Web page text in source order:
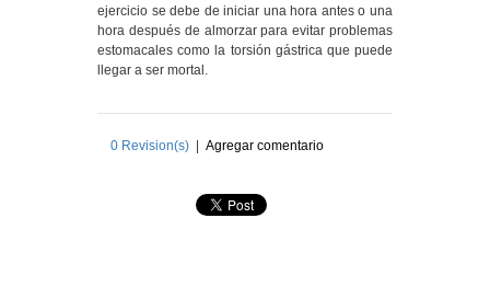
ejercicio se debe de iniciar una hora antes o una
hora después de almorzar para evitar problemas
estomacales como la torsión gástrica que puede
llegar a ser mortal.
0 Revision(s) | Agregar comentario